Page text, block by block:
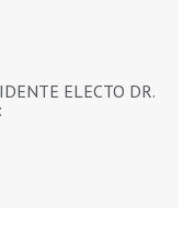
ELECTO DR.